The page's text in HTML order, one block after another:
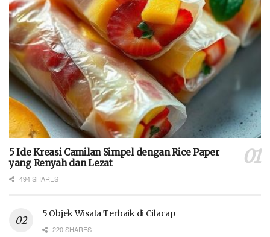
5 Ide Kreasi Camilan Simpel dengan Rice Paper
yang Renyah dan Lezat
494 SHARES
5 Objek Wisata Terbaik di Cilacap
220 SHARES